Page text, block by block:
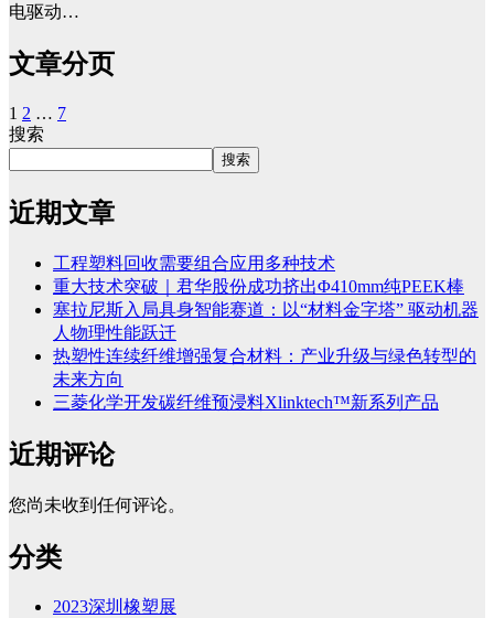
电驱动…
文章分页
1 2 … 7
搜索
搜索
近期文章
工程塑料回收需要组合应用多种技术
重大技术突破｜君华股份成功挤出Φ410mm纯PEEK棒
塞拉尼斯入局具身智能赛道：以“材料金字塔” 驱动机器
人物理性能跃迁
热塑性连续纤维增强复合材料：产业升级与绿色转型的
未来方向
三菱化学开发碳纤维预浸料Xlinktech™新系列产品
近期评论
您尚未收到任何评论。
分类
2023深圳橡塑展